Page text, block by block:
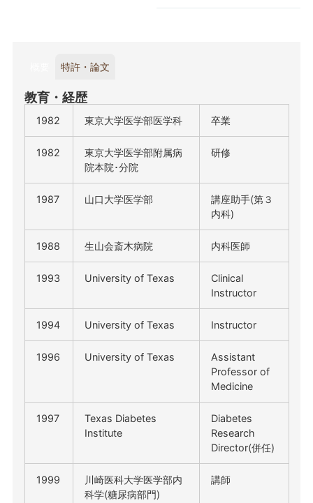
特許・論文
教育・経歴
1982 東京大学医学部医学科 卒業
1982
東京大学医学部附属病
院本院･分院
研修
1987 山口大学医学部
講座助手(第３
内科)
1988 生山会斎木病院 内科医師
1993 University of Texas
Clinical
Instructor
1994 University of Texas Instructor
1996 University of Texas
Assistant
Professor of
Medicine
1997
Texas Diabetes
Institute
Diabetes
Research
Director(併任)
1999
川崎医科大学医学部内
科学(糖尿病部門)
講師